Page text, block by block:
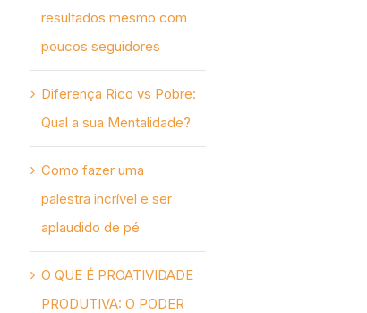
resultados mesmo com
poucos seguidores
Diferença Rico vs Pobre:
Qual a sua Mentalidade?
Como fazer uma
palestra incrível e ser
aplaudido de pé
O QUE É PROATIVIDADE
PRODUTIVA: O PODER